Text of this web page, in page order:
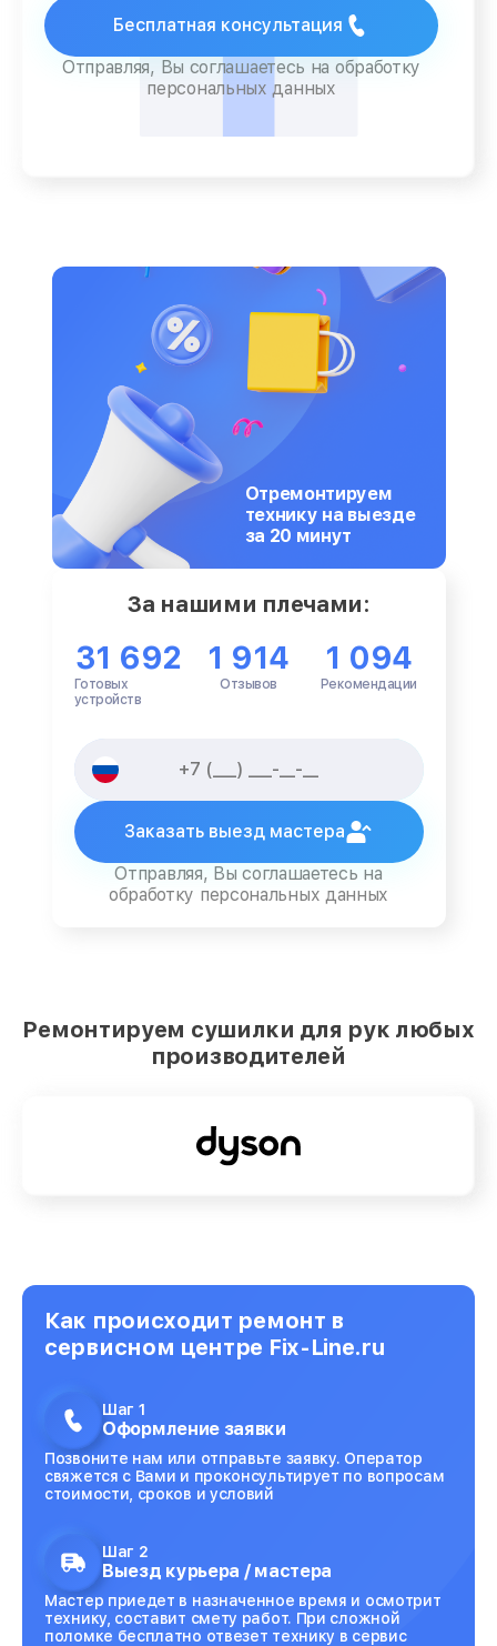
Бесплатная консультация
Отправляя, Вы соглашаетесь на обработку
персональных данных
Отремонтируем
технику на выезде
за 20 минут
За нашими плечами:
31 692
Готовых
устройств
1 914
Отзывов
1 094
Рекомендации
Заказать выезд мастера
Отправляя, Вы соглашаетесь на
обработку персональных данных
Ремонтируем сушилки для рук любых
производителей
Как происходит ремонт в
сервисном центре Fix-Line.ru
Шаг 1
Оформление заявки
Позвоните нам или отправьте заявку. Оператор
свяжется с Вами и проконсультирует по вопросам
стоимости, сроков и условий
Шаг 2
Выезд курьера / мастера
Мастер приедет в назначенное время и осмотрит
технику, составит смету работ. При сложной
поломке бесплатно отвезет технику в сервис